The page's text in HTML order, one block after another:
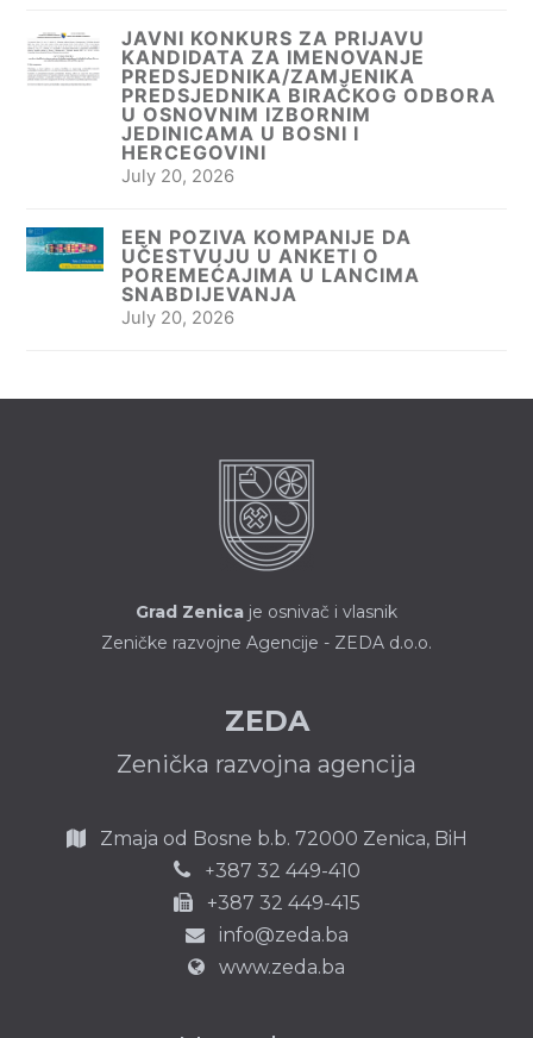
JAVNI KONKURS ZA PRIJAVU
KANDIDATA ZA IMENOVANJE
PREDSJEDNIKA/ZAMJENIKA
PREDSJEDNIKA BIRAČKOG ODBORA
U OSNOVNIM IZBORNIM
JEDINICAMA U BOSNI I
HERCEGOVINI
July 20, 2026
EEN POZIVA KOMPANIJE DA
UČESTVUJU U ANKETI O
POREMEĆAJIMA U LANCIMA
SNABDIJEVANJA
July 20, 2026
Grad Zenica je osnivač i vlasnik
Zeničke razvojne Agencije - ZEDA d.o.o.
ZEDA
Zenička razvojna agencija
Zmaja od Bosne b.b. 72000 Zenica, BiH
+387 32 449-410
+387 32 449-415
info@zeda.ba
www.zeda.ba